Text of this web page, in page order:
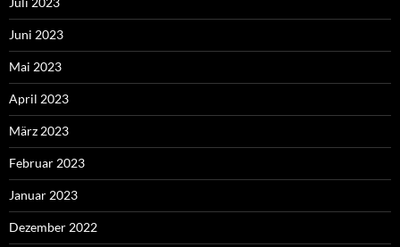
Juni 2023
Mai 2023
April 2023
März 2023
Februar 2023
Januar 2023
Dezember 2022